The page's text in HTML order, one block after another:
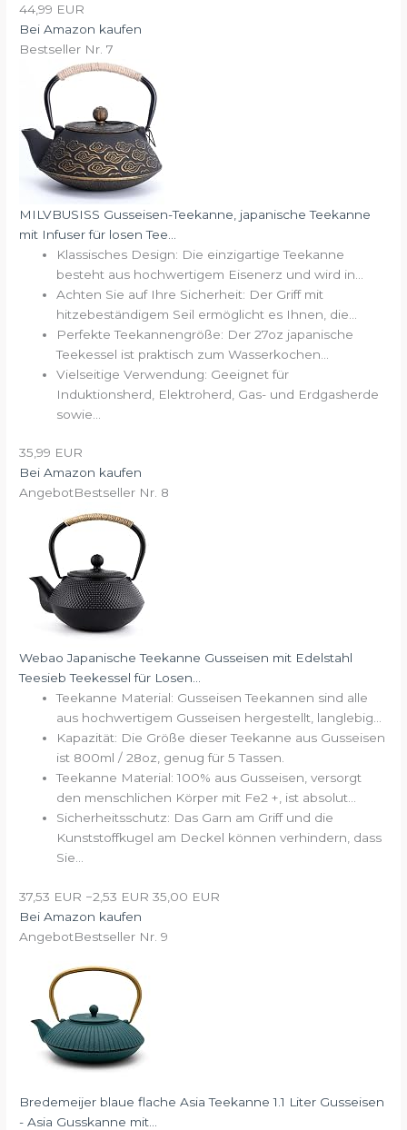
44,99 EUR
Bei Amazon kaufen
Bestseller Nr. 7
MILVBUSISS Gusseisen-Teekanne, japanische Teekanne
mit Infuser für losen Tee...
Klassisches Design: Die einzigartige Teekanne
besteht aus hochwertigem Eisenerz und wird in...
Achten Sie auf Ihre Sicherheit: Der Griff mit
hitzebeständigem Seil ermöglicht es Ihnen, die...
Perfekte Teekannengröße: Der 27oz japanische
Teekessel ist praktisch zum Wasserkochen...
Vielseitige Verwendung: Geeignet für
Induktionsherd, Elektroherd, Gas- und Erdgasherde
sowie...
35,99 EUR
Bei Amazon kaufen
AngebotBestseller Nr. 8
Webao Japanische Teekanne Gusseisen mit Edelstahl
Teesieb Teekessel für Losen...
Teekanne Material: Gusseisen Teekannen sind alle
aus hochwertigem Gusseisen hergestellt, langlebig...
Kapazität: Die Größe dieser Teekanne aus Gusseisen
ist 800ml / 28oz, genug für 5 Tassen.
Teekanne Material: 100% aus Gusseisen, versorgt
den menschlichen Körper mit Fe2 +, ist absolut...
Sicherheitsschutz: Das Garn am Griff und die
Kunststoffkugel am Deckel können verhindern, dass
Sie...
37,53 EUR −2,53 EUR 35,00 EUR
Bei Amazon kaufen
AngebotBestseller Nr. 9
Bredemeijer blaue flache Asia Teekanne 1.1 Liter Gusseisen
- Asia Gusskanne mit...